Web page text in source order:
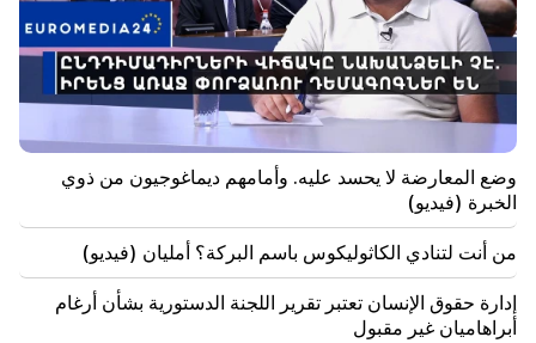
20:20
سوف يتدفق المال مثل النهر. ستصبح علامات الأبراج الثلاثة
هذه غنية في أواخر أغسطس
حريق كبير في أحد المباني الشاهقة في سايات نوفا. وتم
إجلاء السكان
19:34 مهم
إدارة حقوق الإنسان تعتبر تقرير اللجنة الدستورية بشأن
أرغام أبراهاميان غير مقبول
19:06
وضع المعارضة لا يحسد عليه. وأمامهم ديماغوجيون من ذوي
الخبرة (فيديو)
من أنت لتنادي الكاثوليكوس باسم البركة؟ أمليان (فيديو)
إدارة حقوق الإنسان تعتبر تقرير اللجنة الدستورية بشأن أرغام
أبراهاميان غير مقبول